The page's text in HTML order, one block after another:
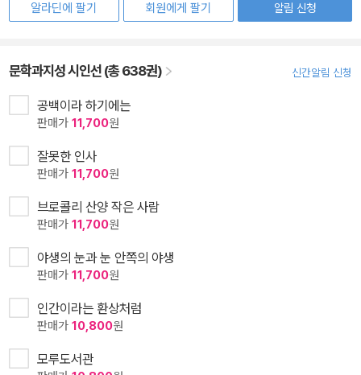
알라딘에 팔기
회원에게 팔기
알림 신청
문학과지성 시인선 (총 638권) 신간알림 신청
공백이라 하기에는
판매가 11,700원
잘못한 인사
판매가 11,700원
브로콜리 산양 작은 사람
판매가 11,700원
야생의 눈과 눈 안쪽의 야생
판매가 11,700원
인간이라는 환상처럼
판매가 10,800원
모루도서관